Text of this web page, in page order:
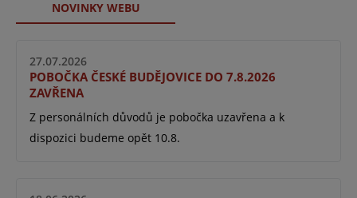
NOVINKY WEBU
27.07.2026
POBOČKA ČESKÉ BUDĚJOVICE DO 7.8.2026
ZAVŘENA
Z personálních důvodů je pobočka uzavřena a k
dispozici budeme opět 10.8.